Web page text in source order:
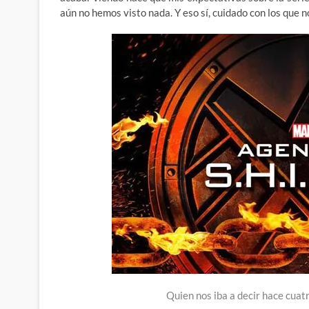
aún no hemos visto nada. Y eso sí, cuidado con los que
Quien nos iba a decir hace